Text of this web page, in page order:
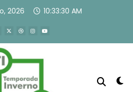
2026 10:33:31 AM